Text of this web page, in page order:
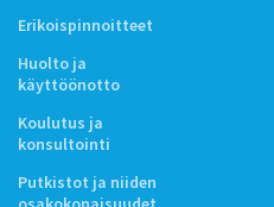
Erikoispinnoitteet
Huolto ja
käyttöönotto
Koulutus ja
konsultointi
Putkistot ja niiden